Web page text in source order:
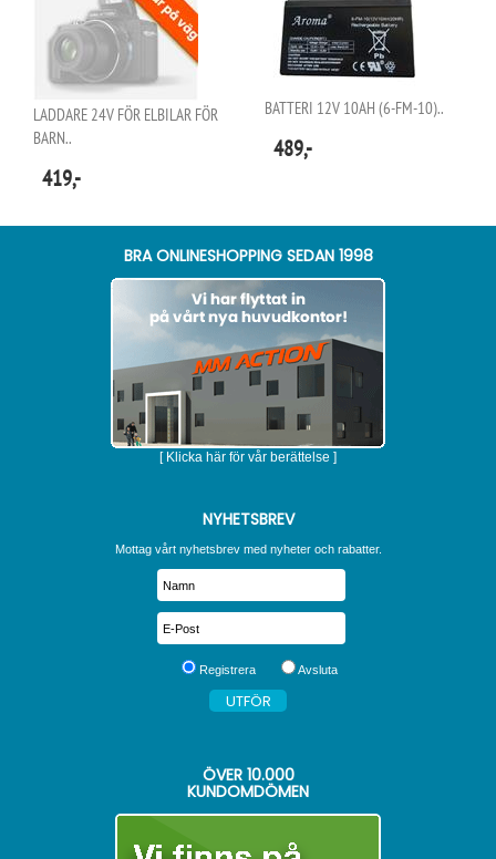
LADDARE 24V FÖR ELBILAR FÖR
BARN..
419,-
BATTERI 12V 10AH (6-FM-10)..
489,-
BRA ONLINESHOPPING SEDAN 1998
[ Klicka här för vår berättelse ]
NYHETSBREV
Mottag vårt nyhetsbrev med nyheter och rabatter.
Registrera Avsluta
ÖVER 10.000
KUNDOMDÖMEN